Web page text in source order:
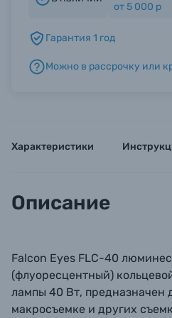
Б/У фототехника
от 5 000 р
Гарантия 1 год
Можно в рассрочку или
Характеристики
Описание
Falcon Eyes FLC-40
(флуоресцентный)
лампы 40 Вт, предназначен
макросъемке и других